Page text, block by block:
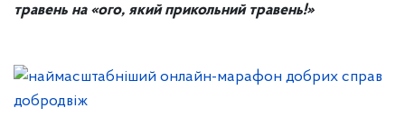
травень на «ого, який прикольний травень!»